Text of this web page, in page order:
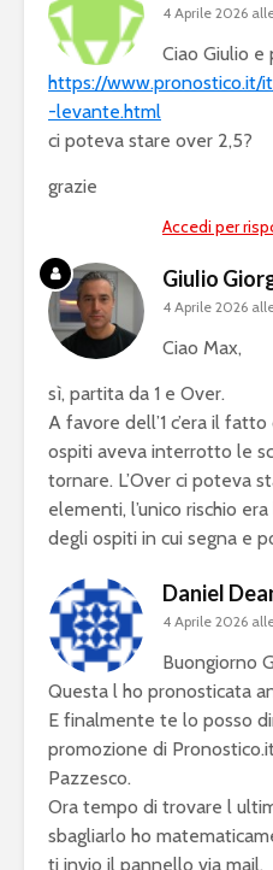
4 Aprile 2026 alle
Ciao Giulio e
https://www.pronostico.it/
-levante.html
ci poteva stare over 2,5?
grazie
Accedi per
Giulio
4 Aprile 2026
Ciao Max,
sì, partita da 1 e Over.
A favore dell’1 c’era il
ospiti aveva interrotto le
tornare. L’Over ci poteva
elementi, l’unico rischio
degli ospiti in cui segna e
Daniel
4 Aprile 2026
Buongiorno
Questa l ho pronosticata
E finalmente te lo posso
promozione di
Pazzesco.
Ora tempo di trovare l
sbagliarlo ho
ti invio il pannello via mail.